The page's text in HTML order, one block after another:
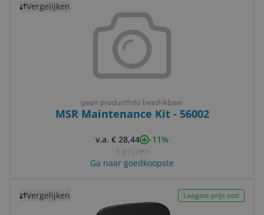
Vergelijken
MSR Maintenance Kit - 56002
v.a. € 28,44
-11%
3 prijzen
Ga naar goedkoopste
Vergelijken Laagste prijs ooit